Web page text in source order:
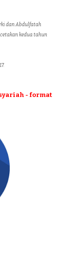
dan Abdulfatah
kedua tahun
- format